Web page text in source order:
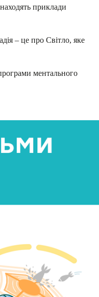
приклади
– це про Світло, яке
ментального